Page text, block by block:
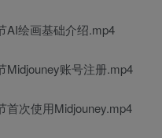
AI绘画基础介绍.mp4
Midjouney账号注册.mp4
首次使用Midjouney.mp4